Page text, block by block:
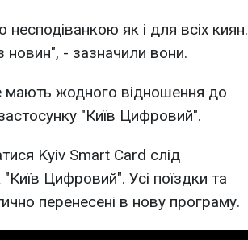
як і для всіх киян.
- зазначили вони.
мають жодного відношення до
"Київ Цифровий".
Kyiv Smart Card слід
Цифровий". Усі поїздки та
перенесені в нову програму.